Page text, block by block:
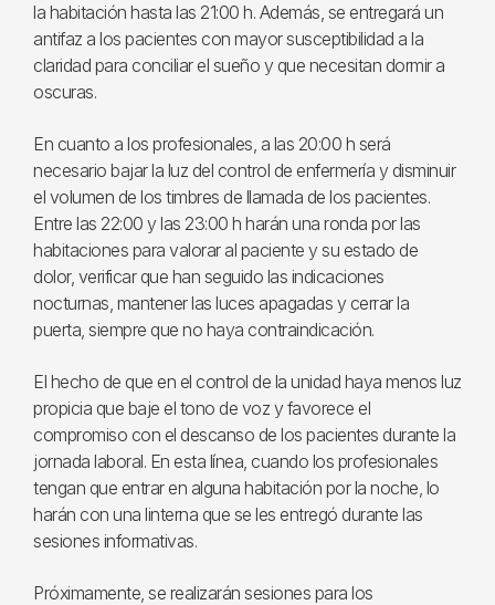
la habitación hasta las 21:00 h. Además, se entregará un
antifaz a los pacientes con mayor susceptibilidad a la
claridad para conciliar el sueño y que necesitan dormir a
oscuras.
En cuanto a los profesionales, a las 20:00 h será
necesario bajar la luz del control de enfermería y disminuir
el volumen de los timbres de llamada de los pacientes.
Entre las 22:00 y las 23:00 h harán una ronda por las
habitaciones para valorar al paciente y su estado de
dolor, verificar que han seguido las indicaciones
nocturnas, mantener las luces apagadas y cerrar la
puerta, siempre que no haya contraindicación.
El hecho de que en el control de la unidad haya menos luz
propicia que baje el tono de voz y favorece el
compromiso con el descanso de los pacientes durante la
jornada laboral. En esta línea, cuando los profesionales
tengan que entrar en alguna habitación por la noche, lo
harán con una linterna que se les entregó durante las
sesiones informativas.
Próximamente, se realizarán sesiones para los